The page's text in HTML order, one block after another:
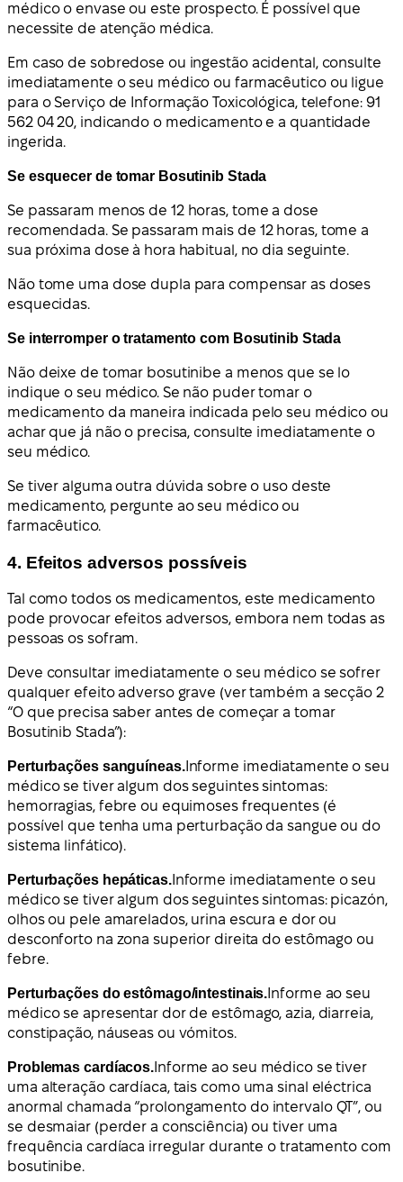
médico o envase ou este prospecto. É possível que
necessite de atenção médica.
Em caso de sobredose ou ingestão acidental, consulte
imediatamente o seu médico ou farmacêutico ou ligue
para o Serviço de Informação Toxicológica, telefone: 91
562 04 20, indicando o medicamento e a quantidade
ingerida.
Se esquecer de tomar Bosutinib Stada
Se passaram menos de 12 horas, tome a dose
recomendada. Se passaram mais de 12 horas, tome a
sua próxima dose à hora habitual, no dia seguinte.
Não tome uma dose dupla para compensar as doses
esquecidas.
Se interromper o tratamento com Bosutinib Stada
Não deixe de tomar bosutinibe a menos que se lo
indique o seu médico. Se não puder tomar o
medicamento da maneira indicada pelo seu médico ou
achar que já não o precisa, consulte imediatamente o
seu médico.
Se tiver alguma outra dúvida sobre o uso deste
medicamento, pergunte ao seu médico ou
farmacêutico.
4. Efeitos adversos possíveis
Tal como todos os medicamentos, este medicamento
pode provocar efeitos adversos, embora nem todas as
pessoas os sofram.
Deve consultar imediatamente o seu médico se sofrer
qualquer efeito adverso grave (ver também a secção 2
“O que precisa saber antes de começar a tomar
Bosutinib Stada”):
Perturbações sanguíneas.Informe imediatamente o seu
médico se tiver algum dos seguintes sintomas:
hemorragias, febre ou equimoses frequentes (é
possível que tenha uma perturbação da sangue ou do
sistema linfático).
Perturbações hepáticas.Informe imediatamente o seu
médico se tiver algum dos seguintes sintomas: picazón,
olhos ou pele amarelados, urina escura e dor ou
desconforto na zona superior direita do estômago ou
febre.
Perturbações do estômago/intestinais. Informe ao seu
médico se apresentar dor de estômago, azia, diarreia,
constipação, náuseas ou vómitos.
Problemas cardíacos. Informe ao seu médico se tiver
uma alteração cardíaca, tais como uma sinal eléctrica
anormal chamada “prolongamento do intervalo QT”, ou
se desmaiar (perder a consciência) ou tiver uma
frequência cardíaca irregular durante o tratamento com
bosutinibe.